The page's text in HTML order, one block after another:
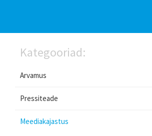
Kategooriad:
Arvamus
Pressiteade
Meediakajastus